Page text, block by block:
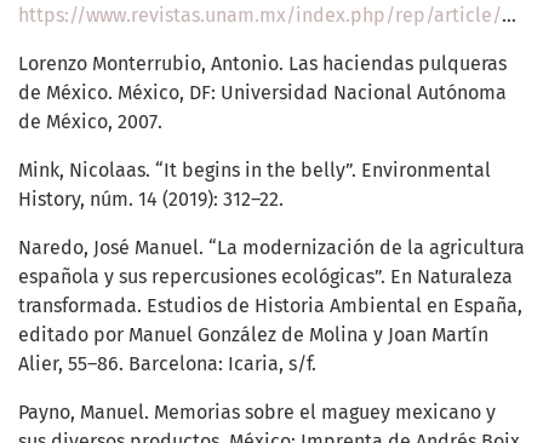
https://www.revistas.unam.mx/index.php/rep/article/view/61106
Lorenzo Monterrubio, Antonio. Las haciendas pulqueras
de México. México, DF: Universidad Nacional Autónoma
de México, 2007.
Mink, Nicolaas. “It begins in the belly”. Environmental
History, núm. 14 (2019): 312–22.
Naredo, José Manuel. “La modernización de la agricultura
española y sus repercusiones ecológicas”. En Naturaleza
transformada. Estudios de Historia Ambiental en España,
editado por Manuel González de Molina y Joan Martín
Alier, 55–86. Barcelona: Icaria, s/f.
Payno, Manuel. Memorias sobre el maguey mexicano y